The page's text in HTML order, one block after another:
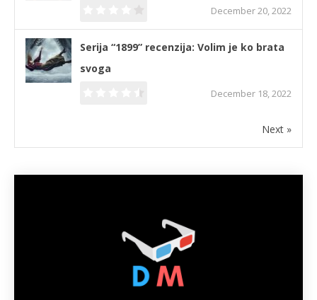
December 20, 2022
Serija “1899” recenzija: Volim je ko brata
svoga
December 18, 2022
Next »